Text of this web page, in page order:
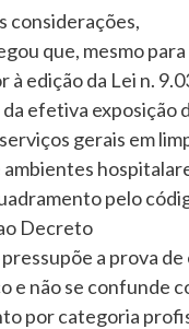
considerações,
que, mesmo para
à edição da Lei n.
efetiva exposição
gerais em
ambientes
pelo
Decreto
a prova de
e não se confunde
por categoria